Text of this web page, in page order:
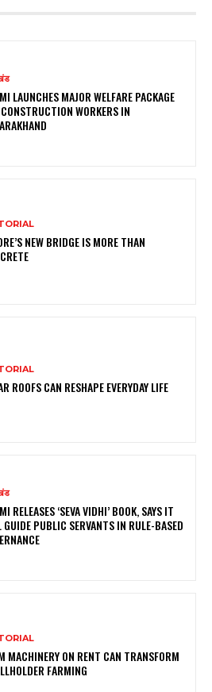
LAUNCHES MAJOR WELFARE PACKAGE
WORKERS IN
NEW BRIDGE IS MORE THAN
ROOFS CAN RESHAPE EVERYDAY LIFE
RELEASES ‘SEVA VIDHI’ BOOK, SAYS IT
GUIDE PUBLIC SERVANTS IN RULE-BASED
MACHINERY ON RENT CAN TRANSFORM
FARMING